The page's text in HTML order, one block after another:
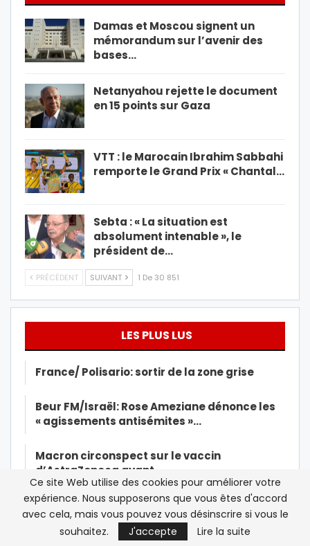
Damas et Moscou signent un
mémorandum sur l’avenir des
bases…
Netanyahou rejette le document
en 15 points sur Gaza
VTT : le Marocain Ibrahim Sabbahi
remporte le Grand Prix « Chantal…
Sebta : « La situation est
absolument intenable », le
président de…
PRÉCÉDENT SUIVANT 1 De 30 851
LES PLUS LUS
France/ Polisario: sortir de la zone grise
Beur FM/Israël: Rose Ameziane dénonce les
« agissements antisémites »…
Macron circonspect sur le vaccin
d’AstraZeneca avant…
Le Roi Mohammed VI reçoit la première dose
du vaccin contre la…
Ce site Web utilise des cookies pour améliorer votre
expérience. Nous supposerons que vous êtes d'accord
avec cela, mais vous pouvez vous désinscrire si vous le
souhaitez.
J'accepte Lire la suite